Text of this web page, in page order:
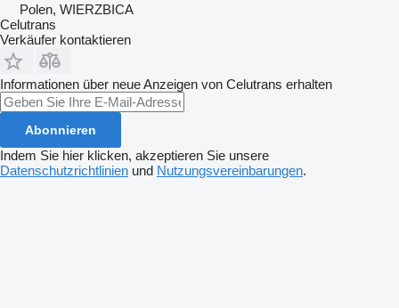
Polen, WIERZBICA
Celutrans
Verkäufer kontaktieren
Informationen über neue Anzeigen von Celutrans erhalten
Abonnieren
Indem Sie hier klicken, akzeptieren Sie unsere
Datenschutzrichtlinien und Nutzungsvereinbarungen.